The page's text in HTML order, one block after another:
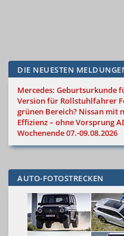
DIE NEUESTEN
Mercedes: Geburtsurkunde
Version für Rollstuhlfahrer
grünen Bereich? Nissan mit
Effizienz – ohne Vorsprung
Wochenende 07.-09.08.2026
AUTO-FOTOSTRECKEN